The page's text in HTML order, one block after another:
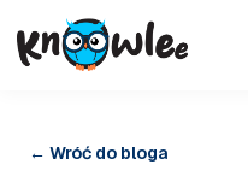
← Wróć do bloga